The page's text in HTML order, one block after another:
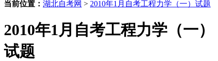
当前位置： 湖北自考网 > 2010年1月自考工程力学（一）试题
2010年1月自考工程力学（一）
试题